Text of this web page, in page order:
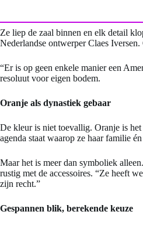
Ze liep de zaal binnen en elk detail
Nederlandse ontwerper Claes
“Er is op geen enkele manier een
resoluut voor eigen bodem.
Oranje als dynastiek gebaar
De kleur is niet toevallig. Oranje is
agenda staat waarop ze haar familie
Maar het is meer dan symboliek
rustig met de accessoires. “Ze heeft
zijn recht.”
Gespannen blik, berekende keuze